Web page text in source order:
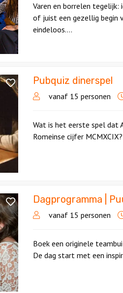
Varen en borrelen
of juist een gezellig begin
eindeloos....
Pubquiz dinerspel
vanaf 15 personen
Wat is het eerste spel
Romeinse cijfer
Dagprogramma |
vanaf 15 personen
Boek een originele
De dag start met een